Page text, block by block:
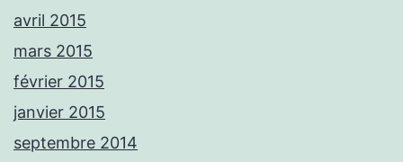
avril 2015
mars 2015
février 2015
janvier 2015
septembre 2014